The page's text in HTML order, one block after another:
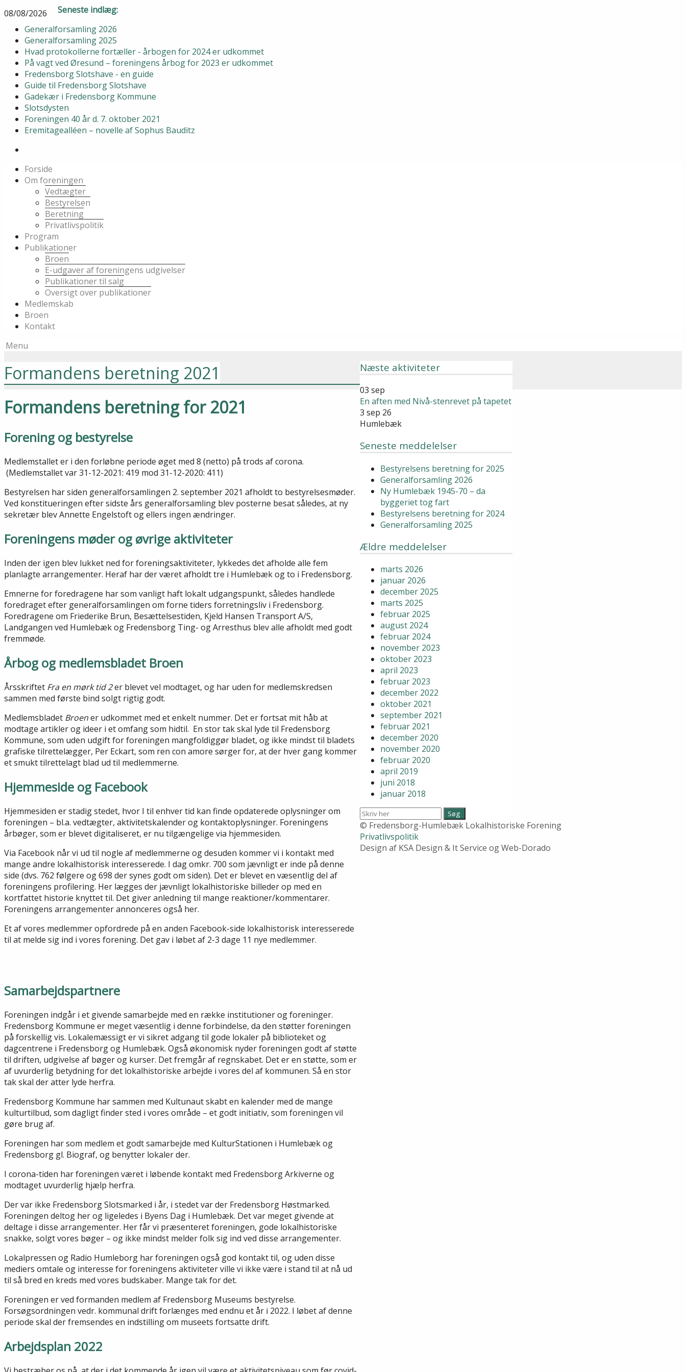
08/08/2026
Seneste indlæg:
Generalforsamling 2026
Generalforsamling 2025
Hvad protokollerne fortæller - årbogen for 2024 er udkommet
På vagt ved Øresund – foreningens årbog for 2023 er udkommet
Fredensborg Slotshave - en guide
Guide til Fredensborg Slotshave
Gadekær i Fredensborg Kommune
Slotsdysten
Foreningen 40 år d. 7. oktober 2021
Eremitagealléen – novelle af Sophus Bauditz
Forside
Om foreningen
Vedtægter
Bestyrelsen
Beretning
Privatlivspolitik
Program
Publikationer
Broen
E-udgaver af foreningens udgivelser
Publikationer til salg
Oversigt over publikationer
Medlemskab
Broen
Kontakt
Menu
Næste aktiviteter
03 sep
En aften med Nivå-stenrevet på tapetet
3 sep 26
Humlebæk
Seneste meddelelser
Bestyrelsens beretning for 2025
Generalforsamling 2026
Ny Humlebæk 1945-70 – da
byggeriet tog fart
Bestyrelsens beretning for 2024
Generalforsamling 2025
Ældre meddelelser
marts 2026
januar 2026
december 2025
marts 2025
februar 2025
august 2024
februar 2024
november 2023
oktober 2023
april 2023
februar 2023
december 2022
oktober 2021
september 2021
februar 2021
december 2020
november 2020
februar 2020
april 2019
juni 2018
januar 2018
Formandens beretning 2021
Formandens beretning for 2021
Forening og bestyrelse
Medlemstallet er i den forløbne periode øget med 8 (netto) på trods af corona.
(Medlemstallet var 31-12-2021: 419 mod 31-12-2020: 411)
Bestyrelsen har siden generalforsamlingen 2. september 2021 afholdt to bestyrelsesmøder.
Ved konstitueringen efter sidste års generalforsamling blev posterne besat således, at ny
sekretær blev Annette Engelstoft og ellers ingen ændringer.
Foreningens møder og øvrige aktiviteter
Inden der igen blev lukket ned for foreningsaktiviteter, lykkedes det afholde alle fem
planlagte arrangementer. Heraf har der været afholdt tre i Humlebæk og to i Fredensborg.
Emnerne for foredragene har som vanligt haft lokalt udgangspunkt, således handlede
foredraget efter generalforsamlingen om forne tiders forretningsliv i Fredensborg.
Foredragene om Friederike Brun, Besættelsestiden, Kjeld Hansen Transport A/S,
Landgangen ved Humlebæk og Fredensborg Ting- og Arresthus blev alle afholdt med godt
fremmøde.
Årbog og medlemsbladet Broen
Årsskriftet Fra en mørk tid 2er blevet vel modtaget, og har uden for medlemskredsen
sammen med første bind solgt rigtig godt.
Medlemsbladet Broener udkommet med et enkelt nummer. Det er fortsat mit håb at
modtage artikler og ideer i et omfang som hidtil. En stor tak skal lyde til Fredensborg
Kommune, som uden udgift for foreningen mangfoldiggør bladet, og ikke mindst til bladets
grafiske tilrettelægger, Per Eckart, som ren con amore sørger for, at der hver gang kommer
et smukt tilrettelagt blad ud til medlemmerne.
Hjemmeside og Facebook
Hjemmesiden er stadig stedet, hvor I til enhver tid kan finde opdaterede oplysninger om
foreningen – bl.a. vedtægter, aktivitetskalender og kontaktoplysninger. Foreningens
årbøger, som er blevet digitaliseret, er nu tilgængelige via hjemmesiden.
Via Facebook når vi ud til nogle af medlemmerne og desuden kommer vi i kontakt med
mange andre lokalhistorisk interesserede. I dag omkr. 700 som jævnligt er inde på denne
side (dvs. 762 følgere og 698 der synes godt om siden). Det er blevet en væsentlig del af
foreningens profilering. Her lægges der jævnligt lokalhistoriske billeder op med en
kortfattet historie knyttet til. Det giver anledning til mange reaktioner/kommentarer.
Foreningens arrangementer annonceres også her.
Et af vores medlemmer opfordrede på en anden Facebook-side lokalhistorisk interesserede
til at melde sig ind i vores forening. Det gav i løbet af 2-3 dage 11 nye medlemmer.
Samarbejdspartnere
Foreningen indgår i et givende samarbejde med en række institutioner og foreninger.
Fredensborg Kommune er meget væsentlig i denne forbindelse, da den støtter foreningen
på forskellig vis. Lokalemæssigt er vi sikret adgang til gode lokaler på biblioteket og
dagcentrene i Fredensborg og Humlebæk. Også økonomisk nyder foreningen godt af støtte
til driften, udgivelse af bøger og kurser. Det fremgår af regnskabet. Det er en støtte, som er
af uvurderlig betydning for det lokalhistoriske arbejde i vores del af kommunen. Så en stor
tak skal der atter lyde herfra.
Fredensborg Kommune har sammen med Kultunaut skabt en kalender med de mange
kulturtilbud, som dagligt finder sted i vores område – et godt initiativ, som foreningen vil
gøre brug af.
Foreningen har som medlem et godt samarbejde med KulturStationen i Humlebæk og
Fredensborg gl. Biograf, og benytter lokaler der.
I corona-tiden har foreningen været i løbende kontakt med Fredensborg Arkiverne og
modtaget uvurderlig hjælp herfra.
Der var ikke Fredensborg Slotsmarked i år, i stedet var der Fredensborg Høstmarked.
Foreningen deltog her og ligeledes i Byens Dag i Humlebæk. Det var meget givende at
deltage i disse arrangementer. Her får vi præsenteret foreningen, gode lokalhistoriske
snakke, solgt vores bøger – og ikke mindst melder folk sig ind ved disse arrangementer.
Lokalpressen og Radio Humleborg har foreningen også god kontakt til, og uden disse
mediers omtale og interesse for foreningens aktiviteter ville vi ikke være i stand til at nå ud
til så bred en kreds med vores budskaber. Mange tak for det.
Foreningen er ved formanden medlem af Fredensborg Museums bestyrelse.
Forsøgsordningen vedr. kommunal drift forlænges med endnu et år i 2022. I løbet af denne
periode skal der fremsendes en indstilling om museets fortsatte drift.
Arbejdsplan 2022
© Fredensborg-Humlebæk Lokalhistoriske Forening
Privatlivspolitik
Design af KSA Design & It Service og Web-Dorado